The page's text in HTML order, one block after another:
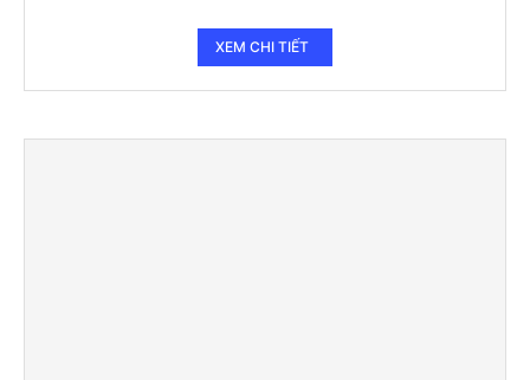
XEM CHI TIẾT